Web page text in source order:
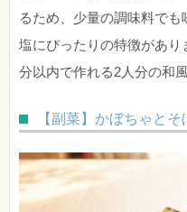
るため、少量の調味料で
塩にぴったりの特徴があ
分以内で作れる2人分の和
【副菜】かぼちゃと